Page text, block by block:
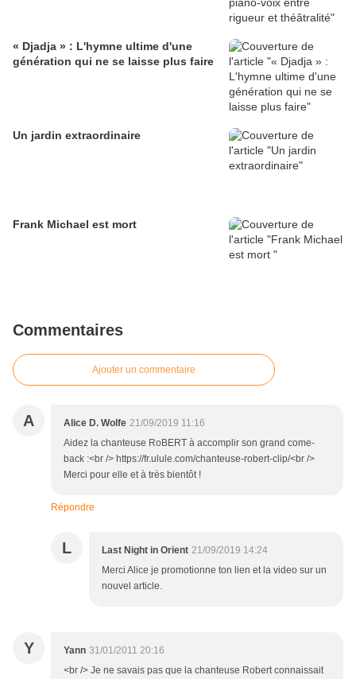
​« Djadja » : L'hymne ultime d'une
génération qui ne se laisse plus faire
Un jardin extraordinaire
Frank Michael est mort
Commentaires
Ajouter un commentaire
A Alice D. Wolfe 21/09/2019 11:16
Aidez la chanteuse RoBERT à accomplir son grand come-
back :<br /> https://fr.ulule.com/chanteuse-robert-clip/<br />
Merci pour elle et à très bientôt !
Répondre
L Last Night in Orient 21/09/2019 14:24
Merci Alice je promotionne ton lien et la video sur un
nouvel article.
Y Yann 31/01/2011 20:16
<br /> Je ne savais pas que la chanteuse Robert connaissait